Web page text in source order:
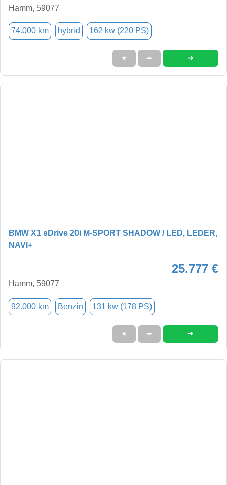
Hamm, 59077
74.000 km hybrid 162 kw (220 PS)
★ ➦ ➜
BMW X1 sDrive 20i M-SPORT SHADOW / LED, LEDER,
NAVI+
25.777 €
Hamm, 59077
92.000 km Benzin 131 kw (178 PS)
★ ➦ ➜